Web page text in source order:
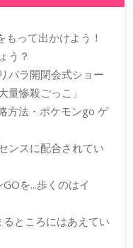
って出かけよう！
う？
パラ開閉会式ショー
量惨殺ごっこ」
方法・ポケモンgo ゲ
ンスに配合されてい
を...歩くのはイ
ところにはあえてい